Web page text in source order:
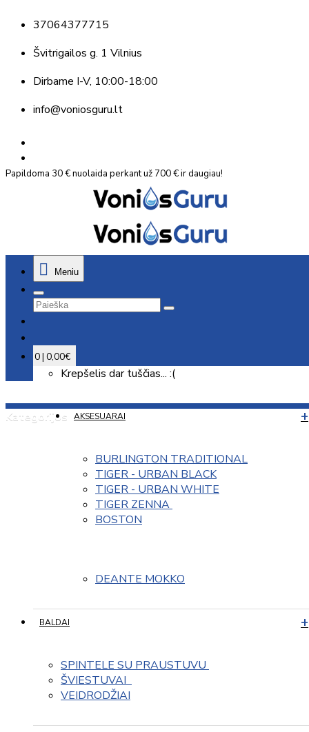
37064377715
Švitrigailos g. 1 Vilnius
Dirbame I-V, 10:00-18:00
info@voniosguru.lt
Papildoma 30 € nuolaida perkant už 700 € ir daugiau!
Meniu
0 | 0,00€
Krepšelis dar tuščias... :(
Kategorijos AKSESUARAI
BURLINGTON TRADITIONAL
TIGER - URBAN BLACK
TIGER - URBAN WHITE
TIGER ZENNA
BOSTON
DEANTE MOKKO
BALDAI
SPINTELE SU PRAUSTUVU
ŠVIESTUVAI
VEIDRODŽIAI